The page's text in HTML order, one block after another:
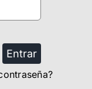
Entrar